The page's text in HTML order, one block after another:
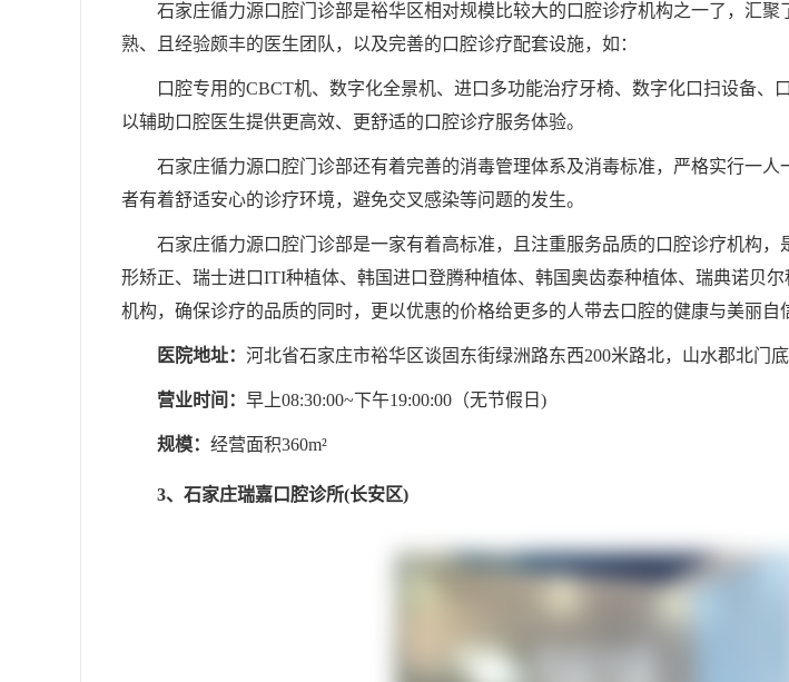
石家庄循力源口腔门诊部是裕华区相对规模比较大的口腔诊疗机构之一了，汇聚
熟、且经验颇丰的医生团队，以及完善的口腔诊疗配套设施，如：
口腔专用的CBCT机、数字化全景机、进口多功能治疗牙椅、数字化口扫设备、
以辅助口腔医生提供更高效、更舒适的口腔诊疗服务体验。
石家庄循力源口腔门诊部还有着完善的消毒管理体系及消毒标准，严格实行一
者有着舒适安心的诊疗环境，避免交叉感染等问题的发生。
石家庄循力源口腔门诊部是一家有着高标准，且注重服务品质的口腔诊疗机构
形矫正、瑞士进口ITI种植体、韩国进口登腾种植体、韩国奥齿泰种植体、瑞典诺贝
机构，确保诊疗的品质的同时，更以优惠的价格给更多的人带去口腔的健康与美丽自
医院地址： 河北省石家庄市裕华区谈固东街绿洲路东西200米路北，山水郡北门
营业时间： 早上08:30:00~下午19:00:00（无节假日)
规模： 经营面积360m²
3、石家庄瑞嘉口腔诊所(长安区)